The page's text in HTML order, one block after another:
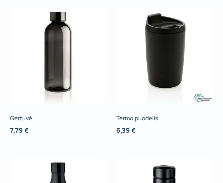
Gertuvė
7,79 €
Termo puodelis
6,39 €